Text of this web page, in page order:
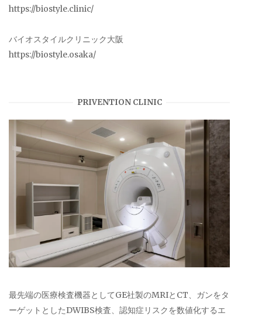
https://biostyle.clinic/
バイオスタイルクリニック大阪
https://biostyle.osaka/
PRIVENTION CLINIC
最先端の医療検査機器としてGE社製のMRIとCT、ガンをタ
ーゲットとしたDWIBS検査、認知症リスクを数値化するエ